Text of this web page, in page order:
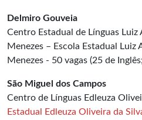
Delmiro Gouveia
Centro Estadual de Línguas Luiz
Menezes – Escola Estadual Luiz
Menezes - 50 vagas (25 de
São Miguel dos Campos
Centro de Línguas Edleuza
Estadual Edleuza Oliveira da